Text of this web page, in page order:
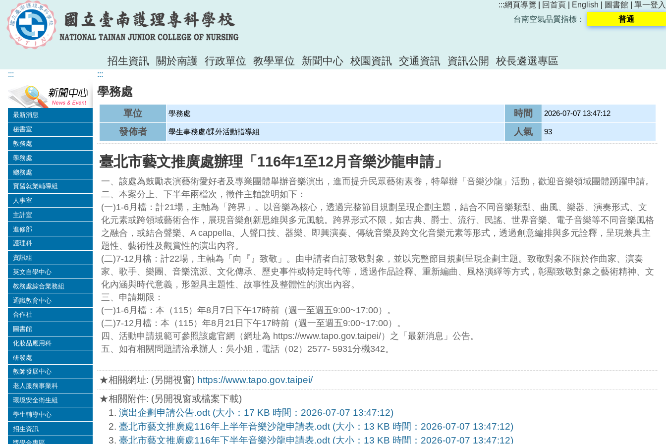
:::網頁導覽 回首頁 English 圖書館
單一登入
台南空氣品質指標：
普通
招生資訊 關於南護 行政單位 教學單位 新聞中心 校園資訊 交通資訊 資訊公開 校長遴選專區
:::
最新消息
秘書室
教務處
學務處
總務處
實習就業輔導組
人事室
主計室
進修部
護理科
資訊組
英文自學中心
教務處綜合業務組
通識教育中心
合作社
圖書館
化妝品應用科
研發處
教師發展中心
老人服務事業科
環境安全衛生組
學生輔導中心
招生資訊
:::
學務處
單位 學務處 時間 2026-07-07 13:47:12
發佈者 學生事務處/課外活動指導組 人氣 93
臺北市藝文推廣處辦理「116年1至12月音樂沙龍申請」
一、該處為鼓勵表演藝術愛好者及專業團體舉辦音樂演出，進而提升民眾藝術素養，特舉辦「音樂沙龍」活動，歡迎音樂領域團體踴躍申請。
二、本案分上、下半年兩檔次，徵件主軸說明如下：
(一)1-6月檔：計21場，主軸為「跨界」。以音樂為核心，透過完整節目規劃呈現企劃主題，結合不同音樂類型、曲風、樂器、演奏形式、文
化元素或跨領域藝術合作，展現音樂創新思維與多元風貌。跨界形式不限，如古典、爵士、流行、民謠、世界音樂、電子音樂等不同音樂風格
之融合，或結合聲樂、A cappella、人聲口技、器樂、即興演奏、傳統音樂及跨文化音樂元素等形式，透過創意編排與多元詮釋，呈現兼具主
題性、藝術性及觀賞性的演出內容。
(二)7-12月檔：計22場，主軸為「向『』致敬」。由申請者自訂致敬對象，並以完整節目規劃呈現企劃主題。致敬對象不限於作曲家、演奏
家、歌手、樂團、音樂流派、文化傳承、歷史事件或特定時代等，透過作品詮釋、重新編曲、風格演繹等方式，彰顯致敬對象之藝術精神、文
化內涵與時代意義，形塑具主題性、故事性及整體性的演出內容。
三、申請期限：
(一)1-6月檔：本（115）年8月7日下午17時前（週一至週五9:00~17:00）。
(二)7-12月檔：本（115）年8月21日下午17時前（週一至週五9:00~17:00）。
四、活動申請規範可參照該處官網（網址為 https://www.tapo.gov.taipei/）之「最新消息」公告。
五、如有相關問題請洽承辦人：吳小姐，電話（02）2577- 5931分機342。
★相關網址: (另開視窗) https://www.tapo.gov.taipei/
★相關附件: (另開視窗或檔案下載)
演出企劃申請公告.odt (大小：17 KB 時間：2026-07-07 13:47:12)
臺北市藝文推廣處116年上半年音樂沙龍申請表.odt (大小：13 KB 時間：2026-07-07 13:47:12)
臺北市藝文推廣處116年下半年音樂沙龍申請表.odt (大小：13 KB 時間：2026-07-07 13:47:12)